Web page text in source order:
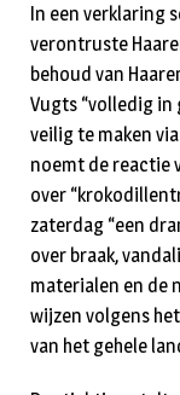
In een verklaring
verontruste
behoud van
Vugts “volledig in
veilig te maken
noemt de reactie
over
zaterdag “een
over braak,
materialen en de
wijzen volgens
van het gehele